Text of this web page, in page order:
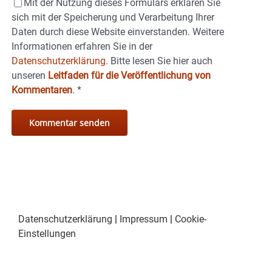
Mit der Nutzung dieses Formulars erklären Sie
sich mit der Speicherung und Verarbeitung Ihrer
Daten durch diese Website einverstanden. Weitere
Informationen erfahren Sie in der
Datenschutzerklärung. Bitte lesen Sie hier auch
unseren Leitfaden für die Veröffentlichung von
Kommentaren. *
Datenschutzerklärung | Impressum | Cookie-
Einstellungen